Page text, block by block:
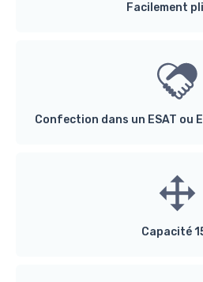
Facilement
Confection dans un ESAT ou
Capacité